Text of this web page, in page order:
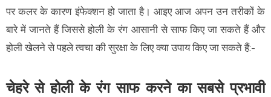
पर कलर के कारण इंफेक्शन हो जाता है। आइए आज अपन उन तरीकों के
बारे में जानते हैं जिससे होली के रंग आसानी से साफ किए जा सकते हैं और
होली खेलने से पहले त्वचा की सुरक्षा के लिए क्या उपाय किए जा सकते हैं:-
चेहरे से होली के रंग साफ करने का सबसे प्रभावी